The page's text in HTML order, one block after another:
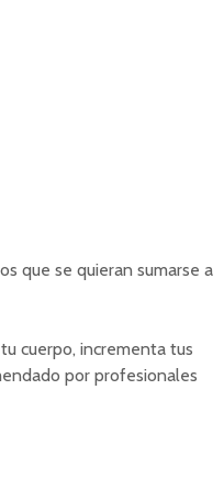
que se quieran sumarse a
cuerpo, incrementa tus
por profesionales